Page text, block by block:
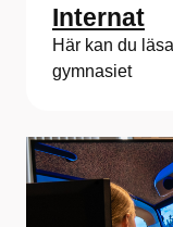
Internat
Här kan du
gymnasiet